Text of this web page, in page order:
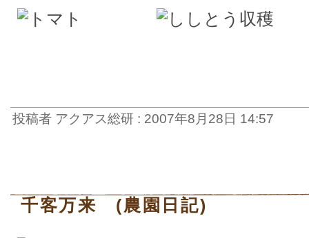
投稿者 アクアス総研 : 2007年8月28日 14:57
千客万来 (農園日記)